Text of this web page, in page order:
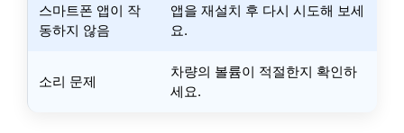
스마트폰 앱이 작
동하지 않음
앱을 재설치 후 다시 시도해 보세
요.
소리 문제
차량의 볼륨이 적절한지 확인하
세요.